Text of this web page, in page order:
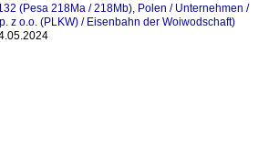
(Pesa 218Ma / 218Mb) Polen / Unternehmen /
z o.o. (PLKW) / Eisenbahn der Woiwodschaft)